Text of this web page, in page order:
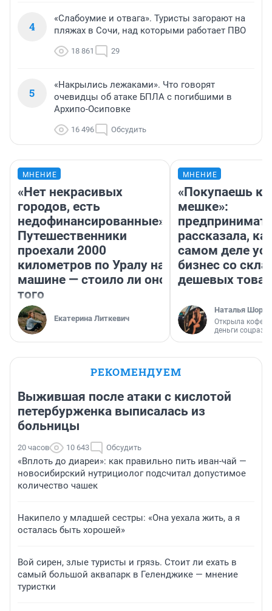
4
«Слабоумие и отвага». Туристы загорают на
пляжах в Сочи, над которыми работает ПВО
18 861 29
5
«Накрылись лежаками». Что говорят
очевидцы об атаке БПЛА с погибшими в
Архипо-Осиповке
16 496 Обсудить
МНЕНИЕ
«Нет некрасивых
городов, есть
недофинансированные».
Путешественники
проехали 2000
километров по Уралу на
машине — стоило ли оно
того
Екатерина Литкевич
МНЕНИЕ
«Покупаешь
мешке»:
рассказала,
самом деле
бизнес со
дешевых
Наталья
Открыла
деньги
РЕКОМЕНДУЕМ
Выжившая после атаки с кислотой
петербурженка выписалась из
больницы
20 часов 10 643 Обсудить
«Вплоть до диареи»: как правильно пить иван-чай —
новосибирский нутрициолог подсчитал допустимое
количество чашек
Накипело у младшей сестры: «Она уехала жить, а я
осталась быть хорошей»
Вой сирен, злые туристы и грязь. Стоит ли ехать в
самый большой аквапарк в Геленджике — мнение
туристки